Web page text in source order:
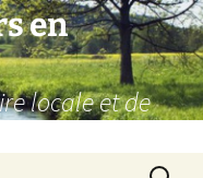
en
locale et de